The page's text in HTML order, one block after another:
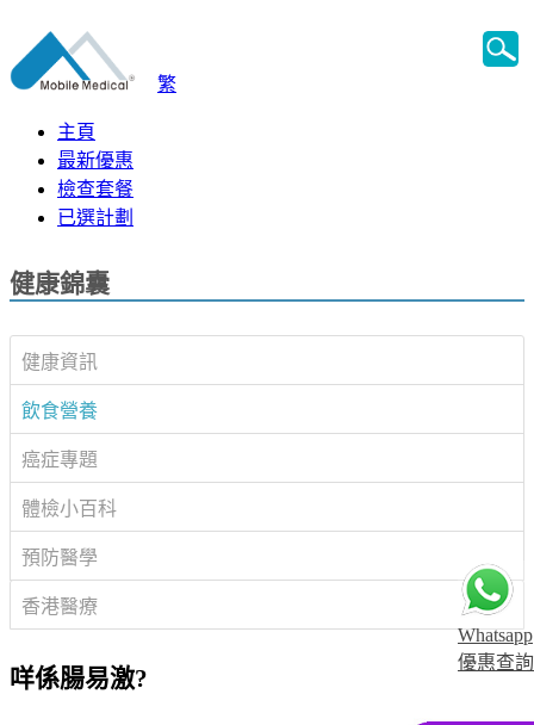
Whatsapp
優惠查詢
繁
主頁
最新優惠
檢查套餐
已選計劃
健康錦囊
健康資訊
飲食營養
癌症專題
體檢小百科
預防醫學
香港醫療
咩係腸易激?